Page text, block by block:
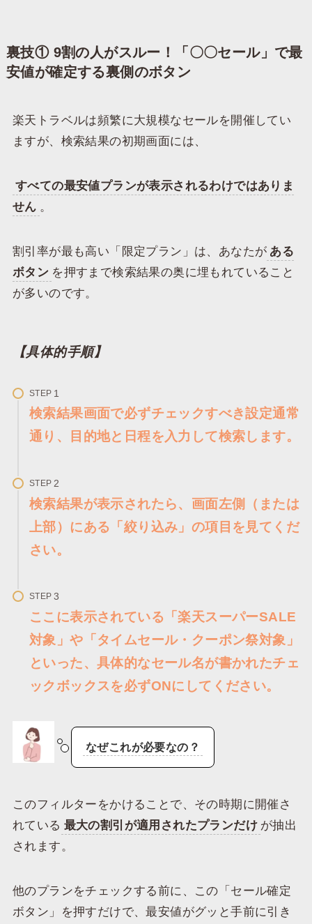
​裏技① 9割の人がスルー！「〇〇セール」で最
安値が確定する裏側のボタン
​楽天トラベルは頻繁に大規模なセールを開催してい
ますが、検索結果の初期画面には、
すべての最安値プランが表示されるわけではありま
せん 。
​割引率が最も高い「限定プラン」は、あなたが ある
ボタン を押すまで検索結果の奥に埋もれていること
が多いのです。
​【具体的手順】
STEP
検索結果画面で必ずチェックすべき設定​通常
通り、目的地と日程を入力して検索します。
STEP
​検索結果が表示されたら、画面左側（または
上部）にある「絞り込み」の項目を見てくだ
さい。
STEP
​ここに表示されている「楽天スーパーSALE
対象」や「タイムセール・クーポン祭対象」
といった、具体的なセール名が書かれたチェ
ックボックスを必ずONにしてください。
なぜこれが必要なの？
​このフィルターをかけることで、その時期に開催さ
れている 最大の割引が適用されたプランだけ が抽出
されます。
他のプランをチェックする前に、この「セール確定
ボタン」を押すだけで、最安値がグッと手前に引き